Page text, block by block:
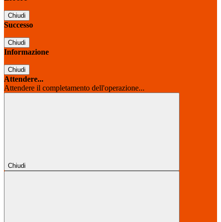
Chiudi
Successo
Chiudi
Informazione
Chiudi
Attendere...
Attendere il completamento dell'operazione...
Chiudi